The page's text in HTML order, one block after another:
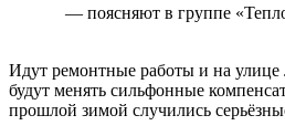
— поясняют в группе
Идут ремонтные работы и на
будут менять сильфонные
прошлой зимой случились